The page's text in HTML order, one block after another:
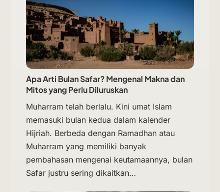
Apa Arti Bulan Safar? Mengenal Makna dan
Mitos yang Perlu Diluruskan
Muharram telah berlalu. Kini umat Islam
memasuki bulan kedua dalam kalender
Hijriah. Berbeda dengan Ramadhan atau
Muharram yang memiliki banyak
pembahasan mengenai keutamaannya, bulan
Safar justru sering dikaitkan…